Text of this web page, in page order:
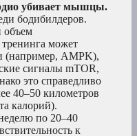
убивает мышцы.
бодибилдеров.
объем
может
(например, AMPK),
сигналы mTOR,
это справедливо
40–50 километров
калорий).
по 20–40
к